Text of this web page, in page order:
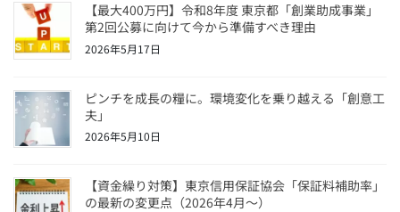
【最大400万円】令和8年度 東京都「創業助成事業」
第2回公募に向けて今から準備すべき理由
2026年5月17日
ピンチを成長の糧に。環境変化を乗り越える「創意工
夫」
2026年5月10日
【資金繰り対策】東京信用保証協会「保証料補助率」
の最新の変更点（2026年4月〜）